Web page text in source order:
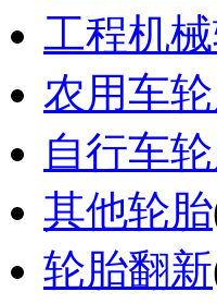
工程机
农用车
自行车
其他轮胎
轮胎翻新